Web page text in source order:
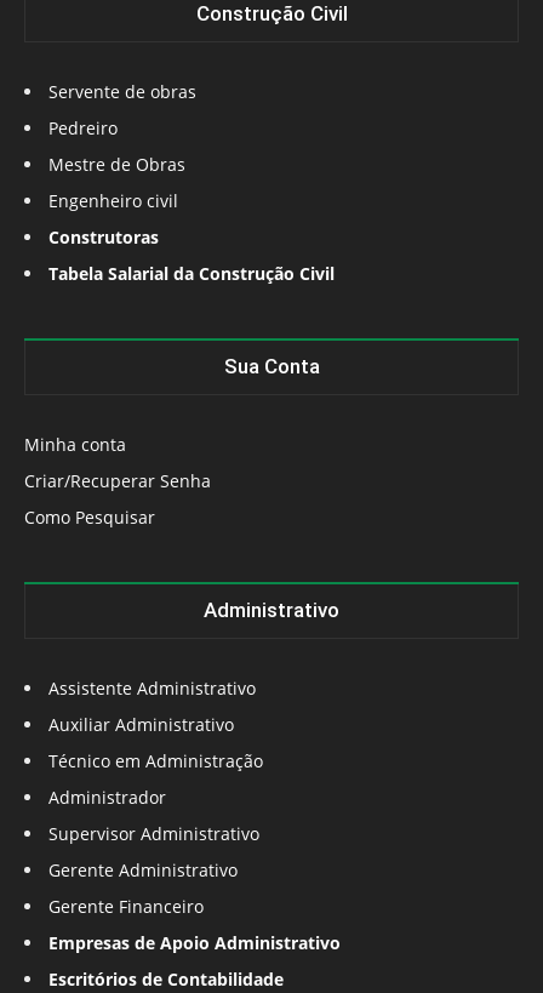
Construção Civil
Servente de obras
Pedreiro
Mestre de Obras
Engenheiro civil
Construtoras
Tabela Salarial da Construção Civil
Sua Conta
Minha conta
Criar/Recuperar Senha
Como Pesquisar
Administrativo
Assistente Administrativo
Auxiliar Administrativo
Técnico em Administração
Administrador
Supervisor Administrativo
Gerente Administrativo
Gerente Financeiro
Empresas de Apoio Administrativo
Escritórios de Contabilidade